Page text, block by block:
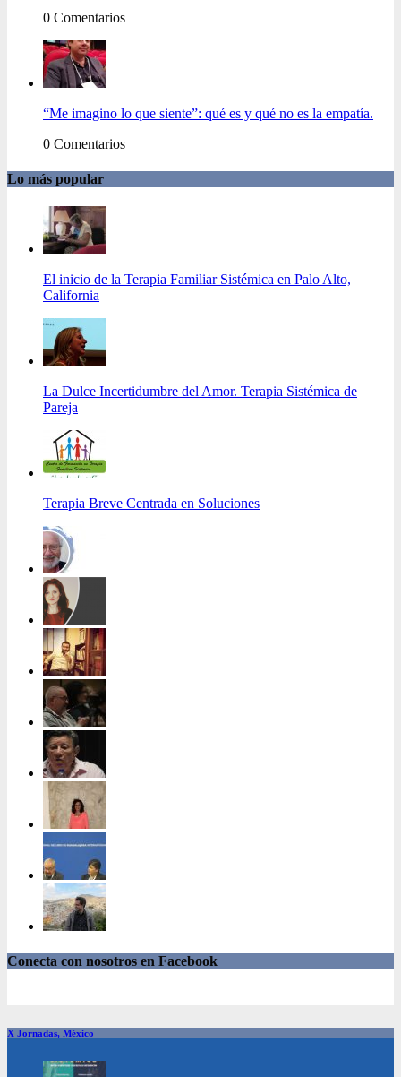
0 Comentarios
“Me imagino lo que siente”: qué es y qué no es la empatía.
0 Comentarios
Lo más popular
El inicio de la Terapia Familiar Sistémica en Palo Alto,
California
La Dulce Incertidumbre del Amor. Terapia Sistémica de
Pareja
Terapia Breve Centrada en Soluciones
Conecta con nosotros en Facebook
X Jornadas, México